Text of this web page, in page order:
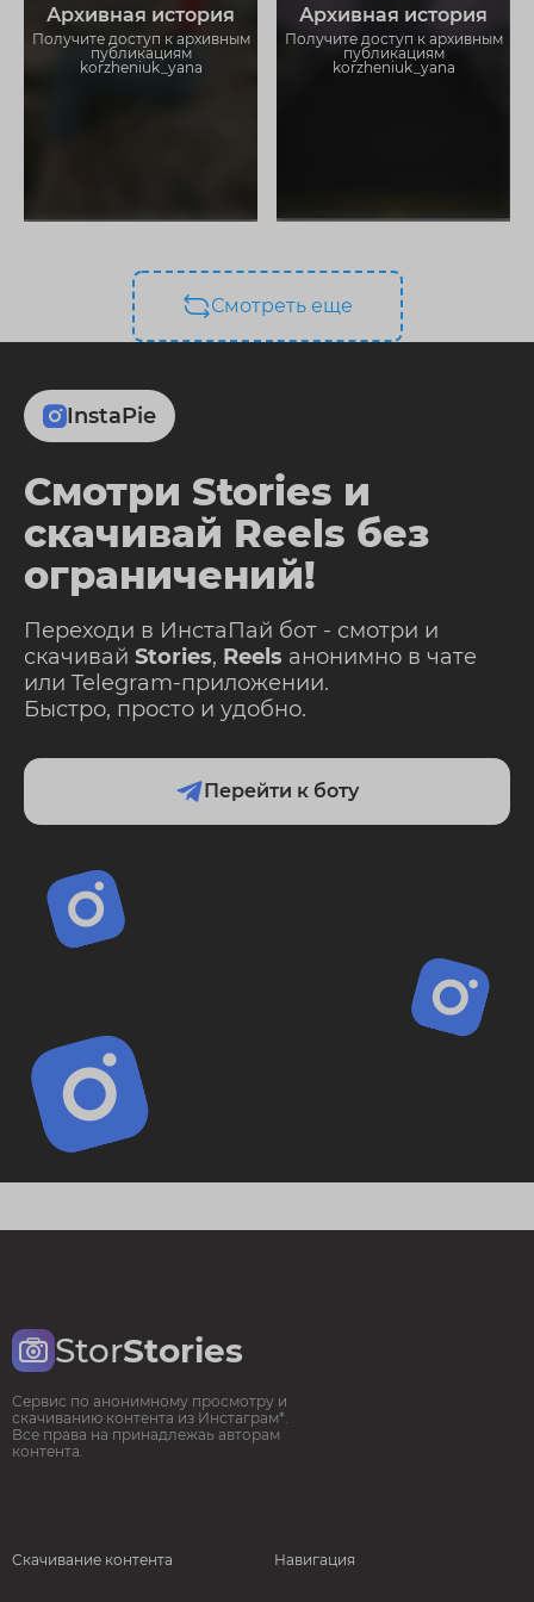
Архивная история
Получите доступ к архивным
публикациям
korzheniuk_yana
Загружайте истории без
ограничений
Архивная история
Получите доступ к архивным
публикациям
korzheniuk_yana
Загружайте истории без
ограничений
Смотреть еще
InstaPie
Смотри Stories и
скачивай Reels без
ограничений!
Переходи в ИнстаПай бот - смотри и
скачивай Stories, Reels анонимно в чате
или Telegram-приложении.
Быстро, просто и удобно.
Перейти к боту
StorStories
Сервис по анонимному просмотру и
скачиванию контента из Инстаграм*.
Все права на принадлежаь авторам
контента.
Скачивание контента Навигация